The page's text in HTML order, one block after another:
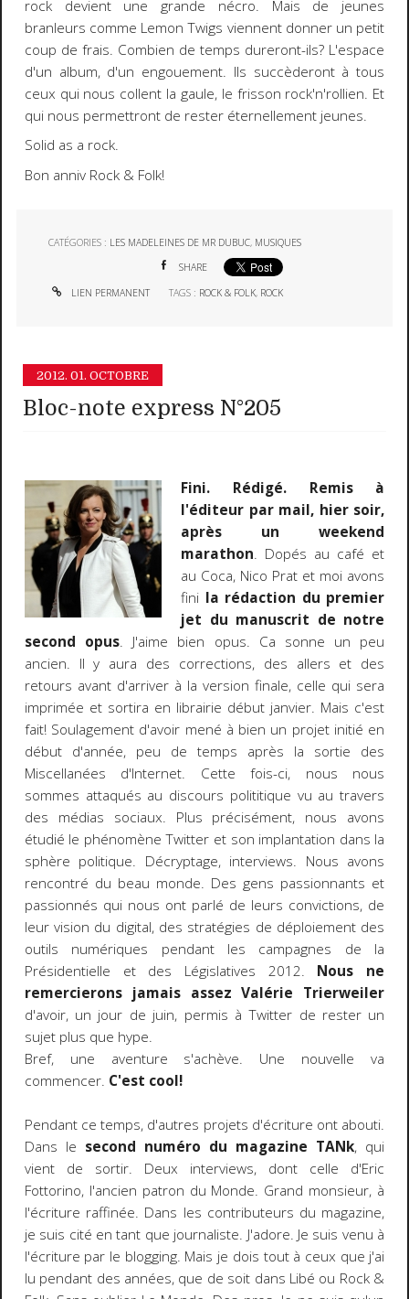
rock devient une grande nécro. Mais de jeunes
branleurs comme Lemon Twigs viennent donner un petit
coup de frais. Combien de temps dureront-ils? L'espace
d'un album, d'un engouement. Ils succèderont à tous
ceux qui nous collent la gaule, le frisson rock'n'rollien. Et
qui nous permettront de rester éternellement jeunes.
Solid as a rock.
Bon anniv Rock & Folk!
CATÉGORIES : LES MADELEINES DE MR DUBUC, MUSIQUES
SHARE
LIEN PERMANENT TAGS : ROCK & FOLK, ROCK
2012. 01. OCTOBRE
Bloc-note express N°205
Fini. Rédigé. Remis à
l'éditeur par mail, hier soir,
après un weekend
marathon. Dopés au café et
au Coca, Nico Prat et moi avons
fini la rédaction du premier
jet du manuscrit de notre
second opus. J'aime bien opus. Ca sonne un peu
ancien. Il y aura des corrections, des allers et des
retours avant d'arriver à la version finale, celle qui sera
imprimée et sortira en librairie début janvier. Mais c'est
fait! Soulagement d'avoir mené à bien un projet initié en
début d'année, peu de temps après la sortie des
Miscellanées d'Internet. Cette fois-ci, nous nous
sommes attaqués au discours polititique vu au travers
des médias sociaux. Plus précisément, nous avons
étudié le phénomène Twitter et son implantation dans la
sphère politique. Décryptage, interviews. Nous avons
rencontré du beau monde. Des gens passionnants et
passionnés qui nous ont parlé de leurs convictions, de
leur vision du digital, des stratégies de déploiement des
outils numériques pendant les campagnes de la
Présidentielle et des Législatives 2012. Nous ne
remercierons jamais assez Valérie Trierweiler
d'avoir, un jour de juin, permis à Twitter de rester un
sujet plus que hype.
Bref, une aventure s'achève. Une nouvelle va
commencer. C'est cool!
Pendant ce temps, d'autres projets d'écriture ont abouti.
Dans le second numéro du magazine TANk, qui
vient de sortir. Deux interviews, dont celle d'Eric
Fottorino, l'ancien patron du Monde. Grand monsieur, à
l'écriture raffinée. Dans les contributeurs du magazine,
je suis cité en tant que journaliste. J'adore. Je suis venu à
l'écriture par le blogging. Mais je dois tout à ceux que j'ai
lu pendant des années, que de soit dans Libé ou Rock &